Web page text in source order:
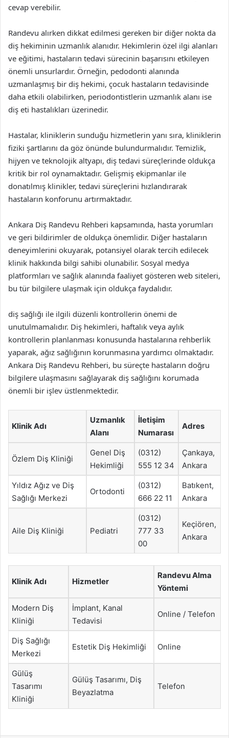
cevap verebilir.
Randevu alırken dikkat edilmesi gereken bir diğer nokta da
diş hekiminin uzmanlık alanıdır. Hekimlerin özel ilgi alanları
ve eğitimi, hastaların tedavi sürecinin başarısını etkileyen
önemli unsurlardır. Örneğin, pedodonti alanında
uzmanlaşmış bir diş hekimi, çocuk hastaların tedavisinde
daha etkili olabilirken, periodontistlerin uzmanlık alanı ise
diş eti hastalıkları üzerinedir.
Hastalar, kliniklerin sunduğu hizmetlerin yanı sıra, kliniklerin
fiziki şartlarını da göz önünde bulundurmalıdır. Temizlik,
hijyen ve teknolojik altyapı, diş tedavi süreçlerinde oldukça
kritik bir rol oynamaktadır. Gelişmiş ekipmanlar ile
donatılmış klinikler, tedavi süreçlerini hızlandırarak
hastaların konforunu artırmaktadır.
Ankara Diş Randevu Rehberi kapsamında, hasta yorumları
ve geri bildirimler de oldukça önemlidir. Diğer hastaların
deneyimlerini okuyarak, potansiyel olarak tercih edilecek
klinik hakkında bilgi sahibi olunabilir. Sosyal medya
platformları ve sağlık alanında faaliyet gösteren web siteleri,
bu tür bilgilere ulaşmak için oldukça faydalıdır.
diş sağlığı ile ilgili düzenli kontrollerin önemi de
unutulmamalıdır. Diş hekimleri, haftalık veya aylık
kontrollerin planlanması konusunda hastalarına rehberlik
yaparak, ağız sağlığının korunmasına yardımcı olmaktadır.
Ankara Diş Randevu Rehberi, bu süreçte hastaların doğru
bilgilere ulaşmasını sağlayarak diş sağlığını korumada
önemli bir işlev üstlenmektedir.
Klinik Adı
Uzmanlık
Alanı
İletişim
Numarası
Adres
Özlem Diş Kliniği
Genel Diş
Hekimliği
(0312)
555 12 34
Çankaya,
Ankara
Yıldız Ağız ve Diş
Sağlığı Merkezi
Ortodonti
(0312)
666 22 11
Batıkent,
Ankara
Aile Diş Kliniği Pediatri
(0312)
777 33
00
Keçiören,
Ankara
Klinik Adı Hizmetler
Randevu Alma
Yöntemi
Modern Diş
Kliniği
İmplant, Kanal
Tedavisi
Online / Telefon
Diş Sağlığı
Merkezi
Estetik Diş Hekimliği Online
Gülüş
Tasarımı
Kliniği
Gülüş Tasarımı, Diş
Beyazlatma
Telefon